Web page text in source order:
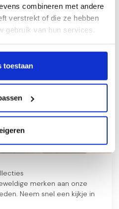
combineren met andere
verstrekt of die ze hebben
gebruik van hun services.
toestaan
Online.nl:
pakketten van
merken aan onze
Neem snel een kijkje in